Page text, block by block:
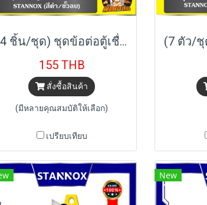
(4 ชิ้น/ชุด) ชุดข้อต่อตู้เชื่อม/สายเชื่อม (ดำ/ขั้วลบ) , (แดง/ขั้วบวก) STANNOX
155 THB
สั่งซื้อสินค้า
(มีหลายคุณสมบัติให้เลือก)
เปรียบเทียบ
New